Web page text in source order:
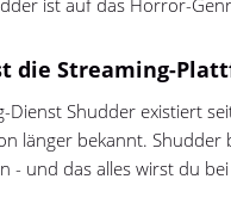
die Streaming-
Dienst Shudder existiert
länger bekannt.
- und das alles wirst du